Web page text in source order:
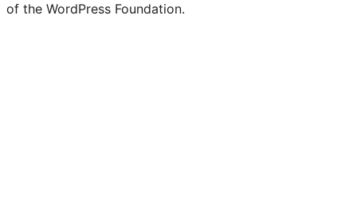
of the WordPress Foundation.